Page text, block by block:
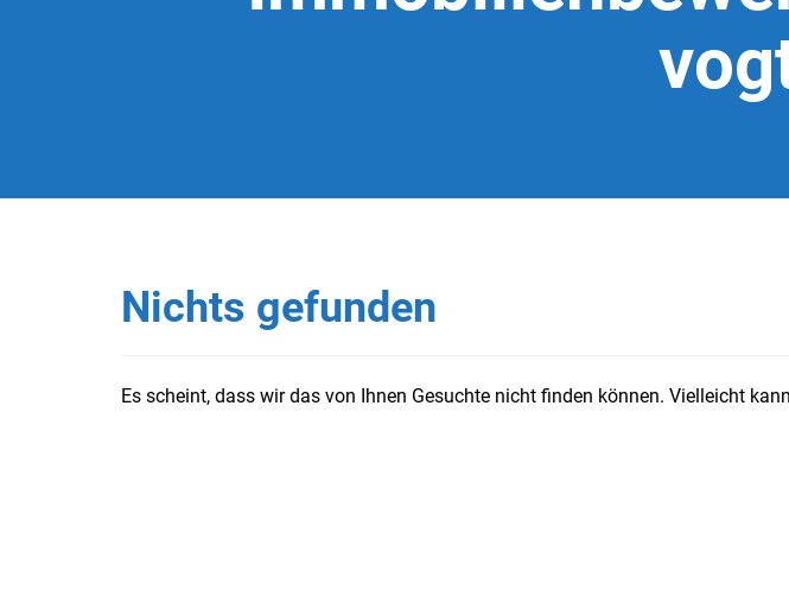
Nichts gefunden
Es scheint, dass wir das von Ihnen Gesuchte nicht finden können. Vielleicht